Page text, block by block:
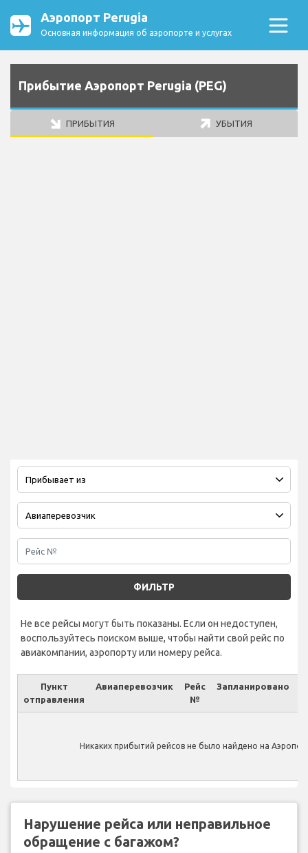
Аэропорт Perugia
Основная информация об аэропорте и услугах
Прибытие Аэропорт Perugia (PEG)
ПРИБЫТИЯ УБЫТИЯ
ФИЛЬТР
Не все рейсы могут быть показаны. Если он недоступен,
воспользуйтесь поиском выше, чтобы найти свой рейс по
авиакомпании, аэропорту или номеру рейса.
Пункт
отправления
Авиаперевозчик
Рейс
№
Запланировано
Никаких прибытий рейсов не было найдено на
Нарушение рейса или неправильное
обращение с багажом?